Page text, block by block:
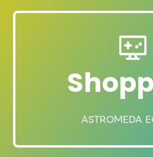
ASTROMEDA